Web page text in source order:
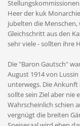
Heer der kuk
jubelten die
Gleichschritt aus den
sehr viele - sollten ihre
Die "Baron Gautsch"
August 1914 von
unterwegs. Die Ankunft
sollte sein Ziel aber nie
Wahrscheinlich schien
vergnügt die breiten